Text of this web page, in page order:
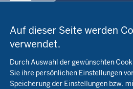
Auf dieser Seite werden
verwendet.
Durch Auswahl der gewünschten
Sie ihre persönlichen Einstellungen
Speicherung der Einstellungen bzw.
in
der
Fachinfo
Öko-Modellregionen NRW
Pflanzenbau
Beratung